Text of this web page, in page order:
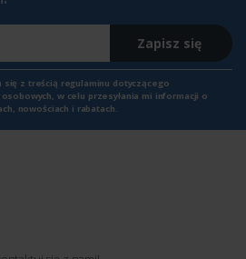
Zapisz się
się z treścią regulaminu dotyczącego
w celu przesyłania mi informacji o
nowościach i rabatach.